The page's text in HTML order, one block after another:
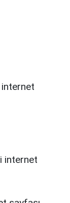
internet
internet